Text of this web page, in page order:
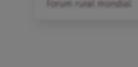
Forum rural mondial